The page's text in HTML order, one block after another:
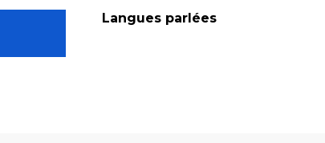
Langues parlées
Langues parlées